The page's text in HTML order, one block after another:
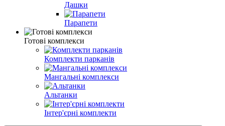
Дашки
Парапети
Готові комплекси
Комплекти парканів
Мангальні комплекси
Альтанки
Інтер'єрні комплекти